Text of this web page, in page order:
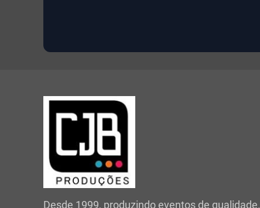
Desde 1999, produzindo eventos de qualidade.